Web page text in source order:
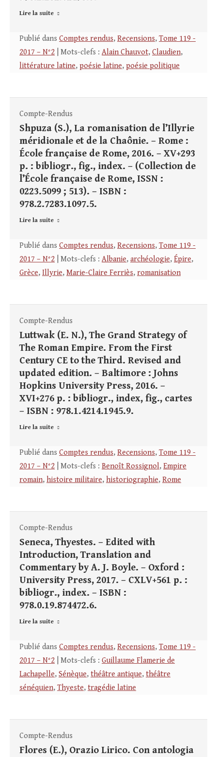
Lire la suite
Publié dans Comptes rendus, Recensions, Tome 119 -
2017 – N°2 | Mots-clefs : Alain Chauvot, Claudien,
littérature latine, poésie latine, poésie politique
Compte-Rendus
Shpuza (S.), La romanisation de l’Illyrie
méridionale et de la Chaônie. – Rome :
École française de Rome, 2016. – XV+293
p. : bibliogr., fig., index. – (Collection de
l’École française de Rome, ISSN :
0223.5099 ; 513). – ISBN :
978.2.7283.1097.5.
Lire la suite
Publié dans Comptes rendus, Recensions, Tome 119 -
2017 – N°2 | Mots-clefs : Albanie, archéologie, Épire,
Grèce, Illyrie, Marie-Claire Ferriès, romanisation
Compte-Rendus
Luttwak (E. N.), The Grand Strategy of
The Roman Empire. From the First
Century CE to the Third. Revised and
updated edition. – Baltimore : Johns
Hopkins University Press, 2016. –
XVI+276 p. : bibliogr., index, fig., cartes
– ISBN : 978.1.4214.1945.9.
Lire la suite
Publié dans Comptes rendus, Recensions, Tome 119 -
2017 – N°2 | Mots-clefs : Benoît Rossignol, Empire
romain, histoire militaire, historiographie, Rome
Compte-Rendus
Seneca, Thyestes. – Edited with
Introduction, Translation and
Commentary by A. J. Boyle. – Oxford :
University Press, 2017. – CXLV+561 p. :
bibliogr., index. – ISBN :
978.0.19.874472.6.
Lire la suite
Publié dans Comptes rendus, Recensions, Tome 119 -
2017 – N°2 | Mots-clefs : Guillaume Flamerie de
Lachapelle, Sénèque, théâtre antique, théâtre
sénéquien, Thyeste, tragédie latine
Compte-Rendus
Flores (E.), Orazio Lirico. Con antologia